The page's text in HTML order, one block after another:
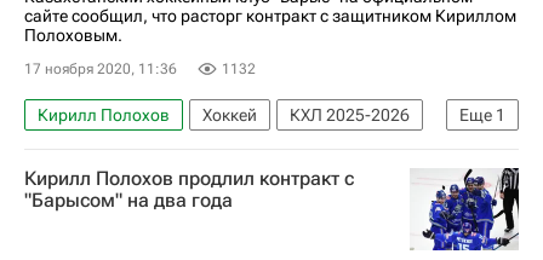
сайте сообщил, что расторг контракт с защитником Кириллом
Полоховым.
17 ноября 2020, 11:36 1132
Еще 1
Кирилл Полохов Хоккей
КХЛ 2025-2026
Барыс
Кирилл Полохов продлил контракт с
"Барысом" на два года